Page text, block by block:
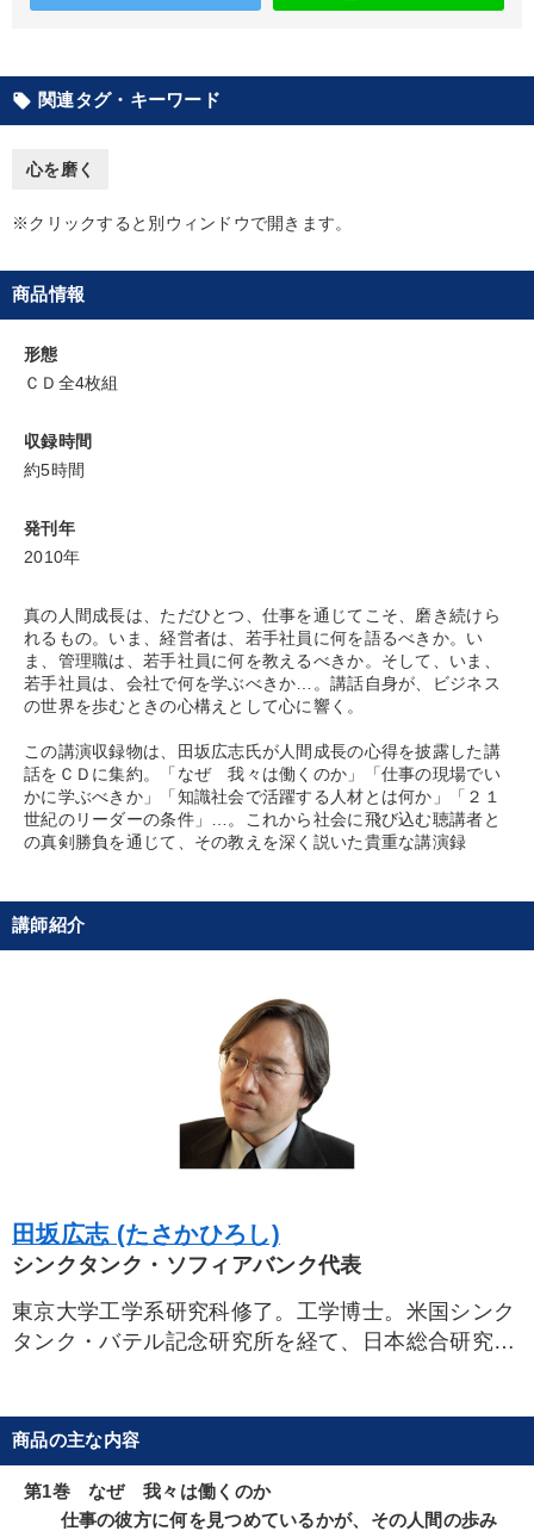
【1月】音声・映像 井上和弘の財務力UP
オーナー社長の「現場力の経営」＋現場の「儲ける力」をさらに
高める教材２選
目的別
新事業・新商品づくり
業績を伸ばしたい
キーワード
IT・デジタル活用 会社数字を学ぶ
MBA 交渉 企業文化
※「更新」を押すと「カテゴリー」「目的別」「キーワード」を更新いただけます。
すべての音声・動画（全2077タイトル）からお探しいただけます
成功哲学 企業文化
銀行交渉 営業
不動産 仕事術・ビジネスハック
心を磨く 生産性向上 井上和弘 いい会社
稲盛和夫 運勢・先見 節税 多様性・ダイバーシティ
local_offer 関連タグ・キーワード
心を磨く
※クリックすると別ウィンドウで開きます。
商品情報
形態
ＣＤ全4枚組
収録時間
約5時間
発刊年
2010年
真の人間成長は、ただひとつ、仕事を通じてこそ、磨き続けら
れるもの。いま、経営者は、若手社員に何を語るべきか。い
ま、管理職は、若手社員に何を教えるべきか。そして、いま、
若手社員は、会社で何を学ぶべきか…。講話自身が、ビジネス
の世界を歩むときの心構えとして心に響く。
この講演収録物は、田坂広志氏が人間成長の心得を披露した講
話をＣＤに集約。「なぜ 我々は働くのか」「仕事の現場でい
かに学ぶべきか」「知識社会で活躍する人材とは何か」「２１
世紀のリーダーの条件」…。これから社会に飛び込む聴講者と
の真剣勝負を通じて、その教えを深く説いた貴重な講演録
講師紹介
田坂広志 (たさかひろし)
シンクタンク・ソフィアバンク代表
東京大学工学系研究科修了。工学博士。米国シンク
タンク・バテル記念研究所を経て、日本総合研究所
ラム」代表
商品の主な内容
第1巻 なぜ 我々は働くのか
仕事の彼方に何を見つめているかが、その人間の歩み